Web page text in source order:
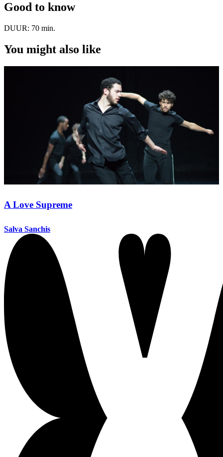
Good to know
DUUR: 70 min.
You might also like
A Love Supreme
Salva Sanchis